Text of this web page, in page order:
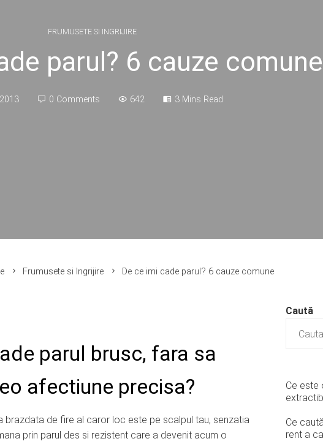
FRUMUSETE SI INGRIJIRE
parul? 6 cauze comune
0 Comments 642 3 Mins Read
Frumusete si Ingrijire De ce imi cade parul? 6 cauze comune
parul brusc, fara sa
afectiune precisa?
brazdata de fire al caror loc este pe scalpul tau, senzatia
prin parul des si rezistent care a devenit acum o
Caută
Ce este
Ce
rent a